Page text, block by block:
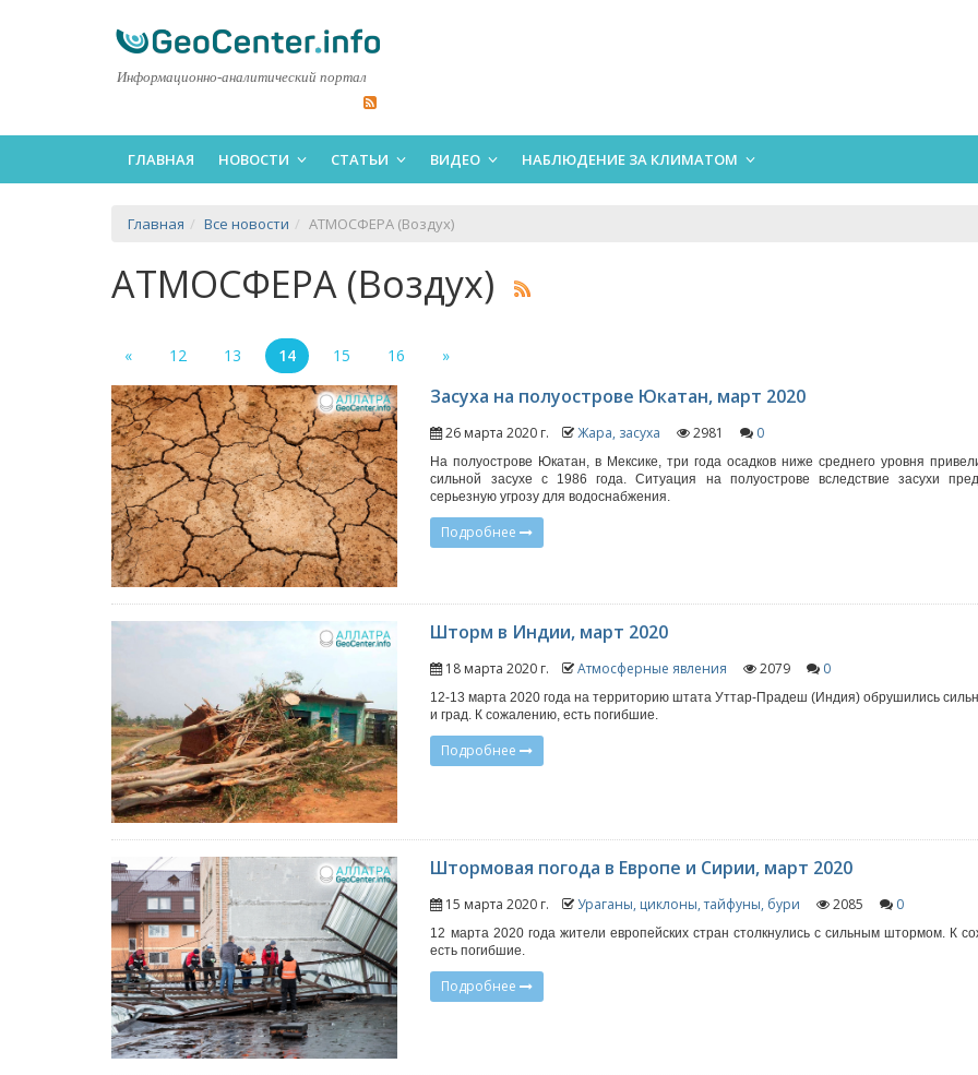
Информационно-аналитический портал
ГЛАВНАЯ НОВОСТИ СТАТЬИ ВИДЕО НАБЛЮДЕНИЕ ЗА КЛИМАТОМ
Главная Все новости АТМОСФЕРА (Воздух)
АТМОСФЕРА (Воздух)
« 12 13 14 15 16 »
Засуха на полуострове Юкатан, март 2020
26 марта 2020 г. Жара, засуха 2981 0
На полуострове Юкатан, в Мексике, три года осадков ниже среднего уровня
сильной засухе с 1986 года. Ситуация на полуострове вследствие засухи
серьезную угрозу для водоснабжения.
Подробнее
Шторм в Индии, март 2020
18 марта 2020 г. Атмосферные явления 2079 0
12-13 марта 2020 года на территорию штата Уттар-Прадеш (Индия) обрушились
и град. К сожалению, есть погибшие.
Подробнее
Штормовая погода в Европе и Сирии, март 2020
15 марта 2020 г. Ураганы, циклоны, тайфуны, бури 2085 0
12 марта 2020 года жители европейских стран столкнулись с сильным штормом. К
есть погибшие.
Подробнее